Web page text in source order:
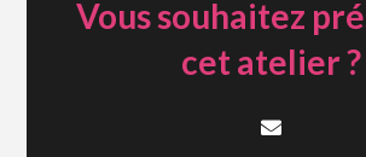
Vous souhaitez
cet atelier ?